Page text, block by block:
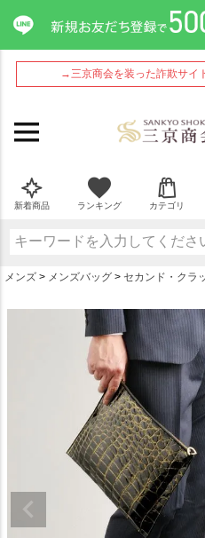
→三京商会を装った詐欺サイ
新着商品 ランキング カテゴリ
メンズ メンズバッグ セカンド・クラ